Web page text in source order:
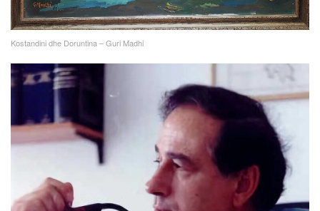
Kostandini dhe Doruntina – Guri Madhi